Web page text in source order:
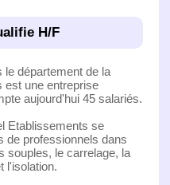
H/F
le département de la
est une entreprise
aujourd'hui 45 salariés.
Etablissements se
de professionnels dans
souples, le carrelage, la
l'isolation.